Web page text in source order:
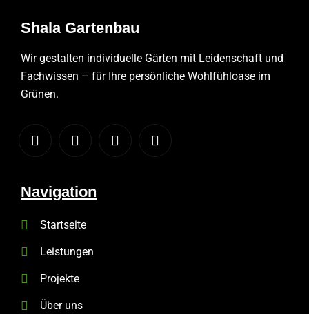
Shala Gartenbau
Wir gestalten individuelle Gärten mit Leidenschaft und
Fachwissen – für Ihre persönliche Wohlfühloase im
Grünen.
Navigation
Startseite
Leistungen
Projekte
Über uns